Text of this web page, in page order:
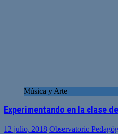
Música y Arte
Experimentando en la clase
12 julio, 2018 Observatorio